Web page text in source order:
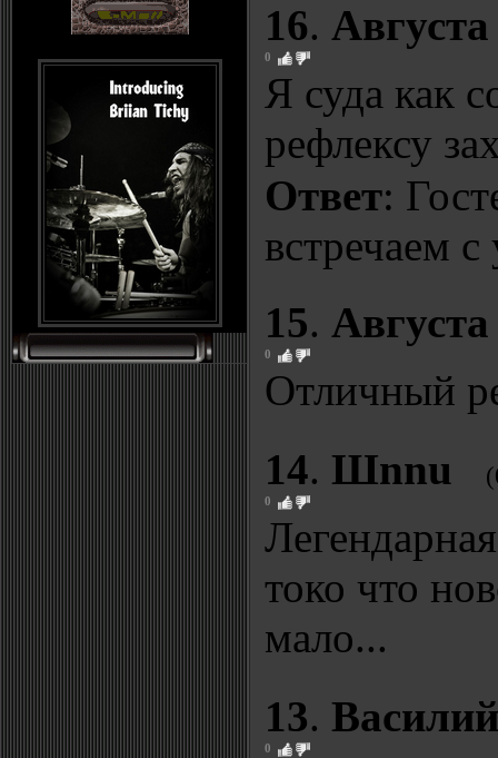
16. Августа
0
Я суда как
рефлексу
Ответ:
встречаем
15. Августа
0
Отличный
14. Шnnu
0
токо что
мало...
13. Василий
0